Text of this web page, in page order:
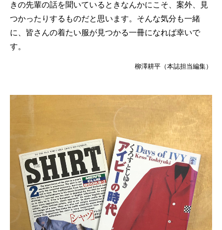
きの先輩の話を聞いているときなんかにこそ、案外、見
つかったりするものだと思います。そんな気分も一緒
に、皆さんの着たい服が見つかる一冊になれば幸いで
す。
柳澤耕平（本誌担当編集）